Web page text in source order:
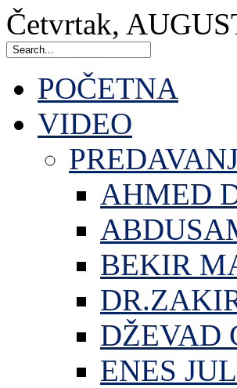
Četvrtak,
POČETNA
VIDEO
AHMED
BEKIR
DŽEVAD
ENES